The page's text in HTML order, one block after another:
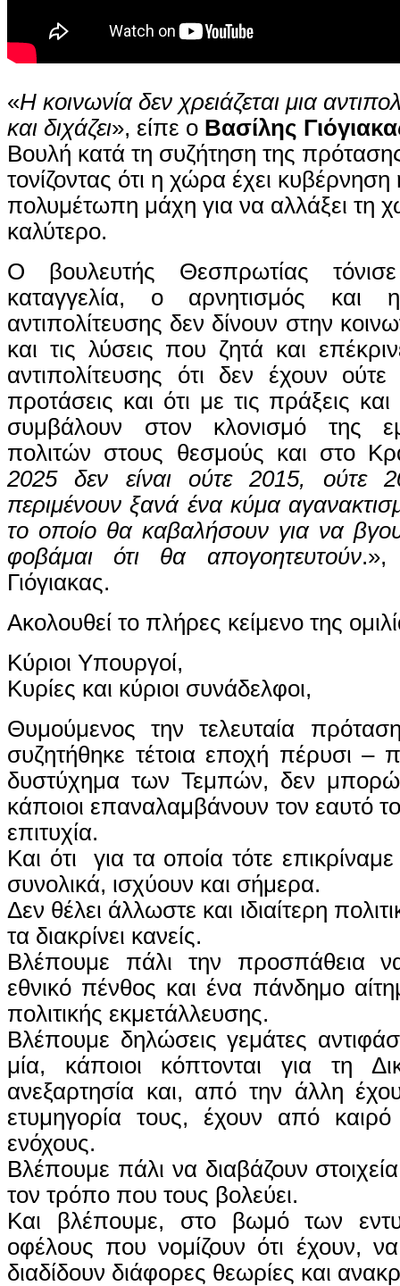
«Η κοινωνία δεν χρειάζεται μια
και διχάζει», είπε ο Βασίλης
Βουλή κατά τη συζήτηση της
τονίζοντας ότι η χώρα έχει κυβέρνηση
πολυμέτωπη μάχη για να αλλάξει τη
καλύτερο.
Ο βουλευτής Θεσπρωτίας
καταγγελία, ο αρνητισμός και
αντιπολίτευσης δεν δίνουν στην
και τις λύσεις που ζητά και
αντιπολίτευσης ότι δεν έχουν
προτάσεις και ότι με τις πράξεις
συμβάλουν στον κλονισμό της
πολιτών στους θεσμούς και στο
2025 δεν είναι ούτε 2015,
περιμένουν ξανά ένα κύμα
το οποίο θα καβαλήσουν για να
φοβάμαι ότι θα απογοητευτούν.»,
Γιόγιακας.
Ακολουθεί το πλήρες κείμενο της
Κύριοι Υπουργοί,
Κυρίες και κύριοι συνάδελφοι,
Θυμούμενος την τελευταία
συζητήθηκε τέτοια εποχή πέρυσι –
δυστύχημα των Τεμπών, δεν
κάποιοι επαναλαμβάνουν τον εαυτό
επιτυχία.
Και ότι για τα οποία τότε επικρίναμε
συνολικά, ισχύουν και σήμερα.
Δεν θέλει άλλωστε και ιδιαίτερη
τα διακρίνει κανείς.
Βλέπουμε πάλι την προσπάθεια
εθνικό πένθος και ένα πάνδημο
πολιτικής εκμετάλλευσης.
Βλέπουμε δηλώσεις γεμάτες
μία, κάποιοι κόπτονται για τη
ανεξαρτησία και, από την άλλη
ετυμηγορία τους, έχουν από
ενόχους.
Βλέπουμε πάλι να διαβάζουν
τον τρόπο που τους βολεύει.
Και βλέπουμε, στο βωμό των
οφέλους που νομίζουν ότι έχουν,
διαδίδουν διάφορες θεωρίες και